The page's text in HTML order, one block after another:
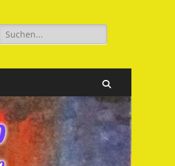
Suchen
nach: